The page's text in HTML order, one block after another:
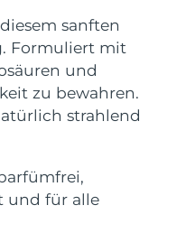
sanften
Formuliert mit
und
zu bewahren.
strahlend
und für alle